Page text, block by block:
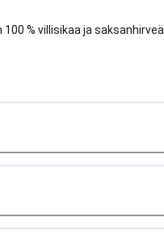
% villisikaa ja saksanhirveä.